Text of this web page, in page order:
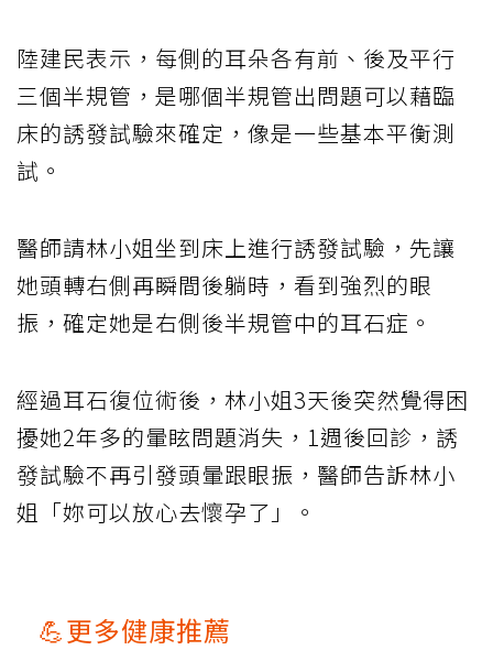
陸建民表示，每側的耳朵各有前、後及平行
三個半規管，是哪個半規管出問題可以藉臨
床的誘發試驗來確定，像是一些基本平衡測
試。
醫師請林小姐坐到床上進行誘發試驗，先讓
她頭轉右側再瞬間後躺時，看到強烈的眼
振，確定她是右側後半規管中的耳石症。
經過耳石復位術後，林小姐3天後突然覺得困
擾她2年多的暈眩問題消失，1週後回診，誘
發試驗不再引發頭暈跟眼振，醫師告訴林小
姐「妳可以放心去懷孕了」。
💪更多健康推薦